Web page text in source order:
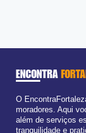
ENCONTRA
O
moradores. Aqui
além de serviços
tranquilidade e